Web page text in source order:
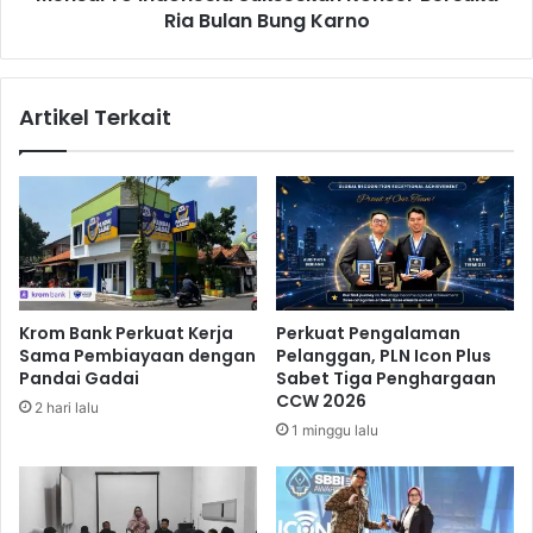
w
s
B
e
b
e
r
a
p
a
P
n
s
u
k
s
e
k
a
K
n
Ria Bulan Bung Karno
Artikel Terkait
Krom Bank Perkuat Kerja
Sama Pembiayaan dengan
Pandai Gadai
2 hari lalu
Perkuat Pengalaman
Pelanggan, PLN Icon Plus
Sabet Tiga Penghargaan
CCW 2026
1 minggu lalu